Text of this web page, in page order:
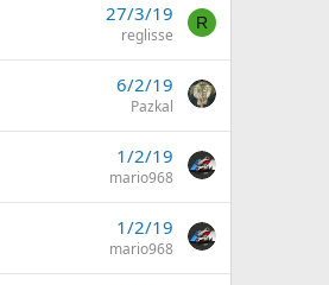
27/3/19
reglisse
R
6/2/19
Pazkal
1/2/19
mario968
1/2/19
mario968